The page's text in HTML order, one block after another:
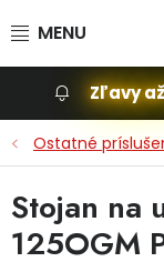
Slevoakce
Stavba, dom
Dielňa
Zľavy
Ostatné
Stojan na
125OGM